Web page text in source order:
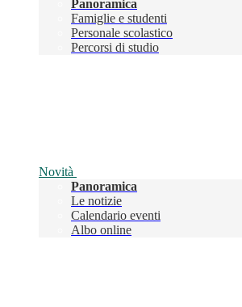
Panoramica
Famiglie e studenti
Personale scolastico
Percorsi di studio
Novità
Panoramica
Le notizie
Calendario eventi
Albo online